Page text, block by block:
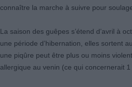
connaître la marche à suivre pour
La saison des guêpes s’étend d’avril à
une période d’hibernation, elles sortent
une piqûre peut être plus ou moins
allergique au venin (ce qui concernerait 1